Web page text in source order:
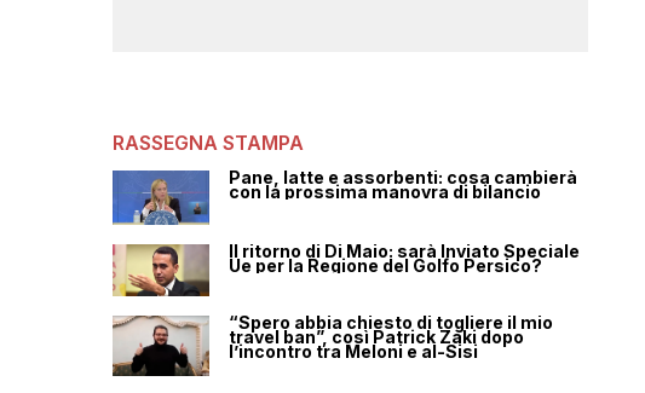
RASSEGNA STAMPA
Pane, latte e assorbenti: cosa cambierà
con la prossima manovra di bilancio
Il ritorno di Di Maio: sarà Inviato Speciale
Ue per la Regione del Golfo Persico?
“Spero abbia chiesto di togliere il mio
travel ban”, così Patrick Zaki dopo
l’incontro tra Meloni e al-Sisi